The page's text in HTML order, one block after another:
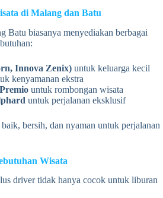
di Malang dan Batu
Batu biasanya menyediakan berbagai
Innova Zenix) untuk keluarga kecil
kenyamanan ekstra
untuk rombongan wisata
untuk perjalanan eksklusif
bersih, dan nyaman untuk perjalanan
Wisata
driver tidak hanya cocok untuk liburan